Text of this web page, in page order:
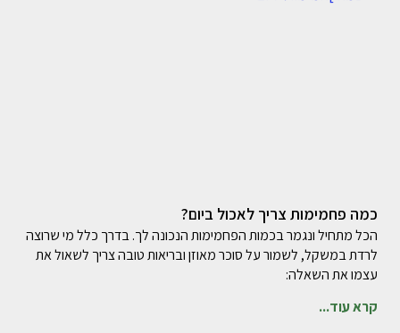
כמה פחמימות צריך לאכול ביום?
הכל מתחיל ונגמר בכמות הפחמימות הנכונה לך. בדרך כלל מי שרוצה
לרדת במשקל, לשמור על סוכר מאוזן ובריאות טובה צריך לשאול את
עצמו את השאלה:
קרא עוד...